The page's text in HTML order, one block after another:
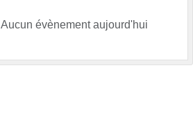
Aucun évènement aujourd'hui